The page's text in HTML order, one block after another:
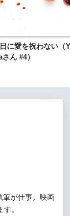
に愛を祝わない（
ん #4）
筆が仕事。映画
。